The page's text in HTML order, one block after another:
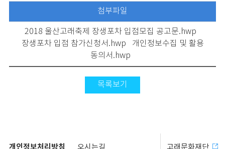
첨부파일
2018 울산고래축제 장생포차 입점모집 공고문.hwp
장생포차 입점 참가신청서.hwp
개인정보수집 및 활용
동의서.hwp
목록보기
개인정보처리방침 오시는길 고래문화재단